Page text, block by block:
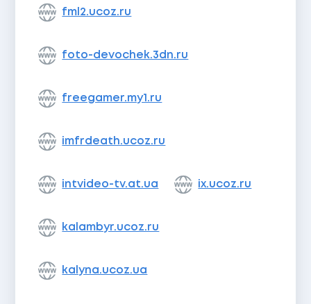
fml2.ucoz.ru
foto-devochek.3dn.ru
freegamer.my1.ru
imfrdeath.ucoz.ru
intvideo-tv.at.ua ix.ucoz.ru
kalambyr.ucoz.ru
kalyna.ucoz.ua